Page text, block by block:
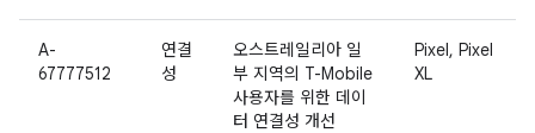
A-
67777512
연결
성
오스트레일리아 일
부 지역의 T-Mobile
사용자를 위한 데이
터 연결성 개선
Pixel, Pixel
XL